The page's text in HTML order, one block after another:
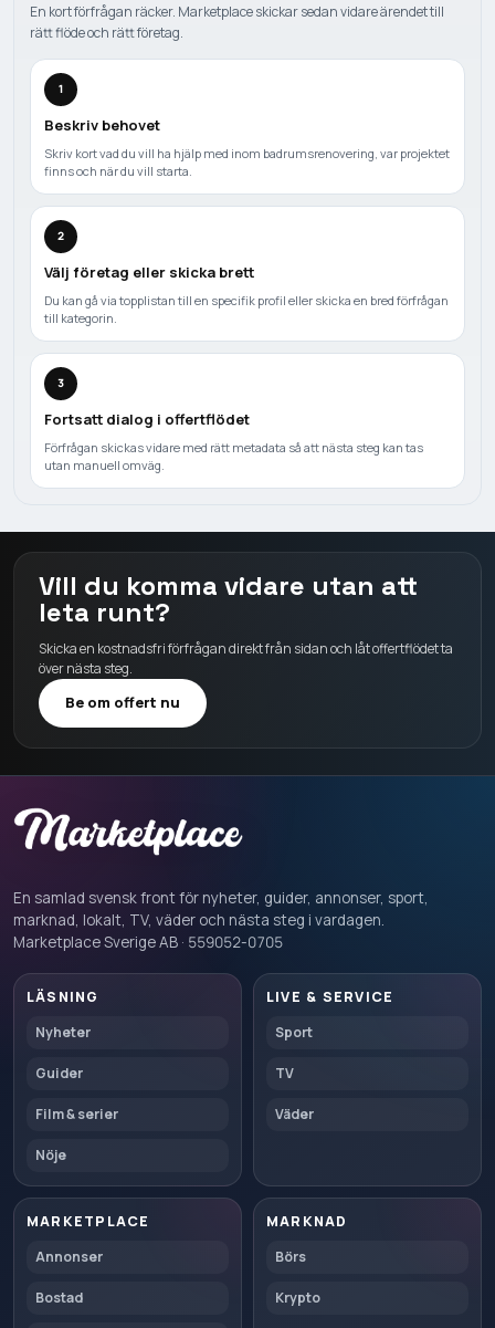
En kort förfrågan räcker. Marketplace skickar sedan vidare ärendet till
rätt flöde och rätt företag.
1
Beskriv behovet
Skriv kort vad du vill ha hjälp med inom badrumsrenovering, var projektet
finns och när du vill starta.
2
Välj företag eller skicka brett
Du kan gå via topplistan till en specifik profil eller skicka en bred förfrågan
till kategorin.
3
Fortsatt dialog i offertflödet
Förfrågan skickas vidare med rätt metadata så att nästa steg kan tas
utan manuell omväg.
Vill du komma vidare utan att
leta runt?
Skicka en kostnadsfri förfrågan direkt från sidan och låt offertflödet ta
över nästa steg.
Be om offert nu
En samlad svensk front för nyheter, guider, annonser, sport,
marknad, lokalt, TV, väder och nästa steg i vardagen.
Marketplace Sverige AB · 559052-0705
LÄSNING
Nyheter
Guider
Film & serier
Nöje
LIVE & SERVICE
Sport
TV
Väder
MARKETPLACE
Annonser
Bostad
MARKNAD
Börs
Krypto